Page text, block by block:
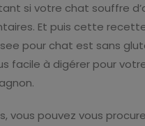
si votre chat souffre
Et puis cette
pour chat est sans
facile à digérer pour
vous pouvez vous